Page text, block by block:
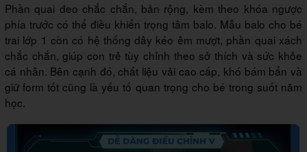
Phần quai đeo chắc chắn, bản rộng, kèm theo khóa ngược
phía trước có thể điều khiển trọng tâm balo. Mẫu balo cho bé
trai lớp 1 còn có hệ thống dây kéo êm mượt, phần quai xách
chắc chắn, giúp con trẻ tùy chỉnh theo sở thích và sức khỏe
cá nhân. Bên cạnh đó, chất liệu vải cao cấp, khó bám bẩn và
giữ form tốt cũng là yếu tố quan trọng cho bé trong suốt năm
học.